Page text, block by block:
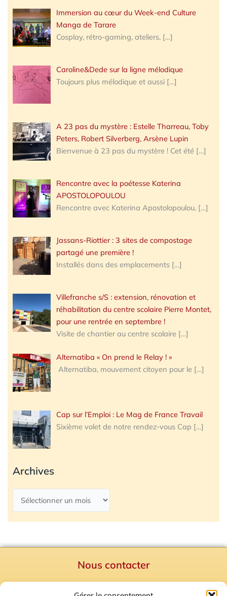
Immersion au cœur du Week-end Culture
Manga de Tarare
Cosplay, rétro-gaming, ateliers, […]
Caroline&Dede sur la ligne mélodique
Toujours plus mélodique et aussi […]
A 23 pas du mystère : Estelle Tharreau, Toby
Peters, Robert Silverberg, Arsène Lupin
Bienvenue à 23 pas du mystère ! Cet été […]
Rencontre avec la poétesse Katerina
APOSTOLOPOULOU
Rencontre avec Katerina Apostolopoulou, […]
Jassans-Riottier : 3 sites de compostage
partagé une première !
Installés dans des emplacements […]
Villefranche s/S : extension, rénovation et
réhabilitation du centre scolaire Pierre Montet,
pour une rentrée en septembre !
Visite de chantier au centre scolaire […]
Alternatiba « On prend le Relay ! »
Alternatiba, mouvement citoyen pour le […]
Cap sur l’Emploi : Le Mag de France Travail
Sixième volet de notre rendez-vous Cap […]
Archives
Nous contacter